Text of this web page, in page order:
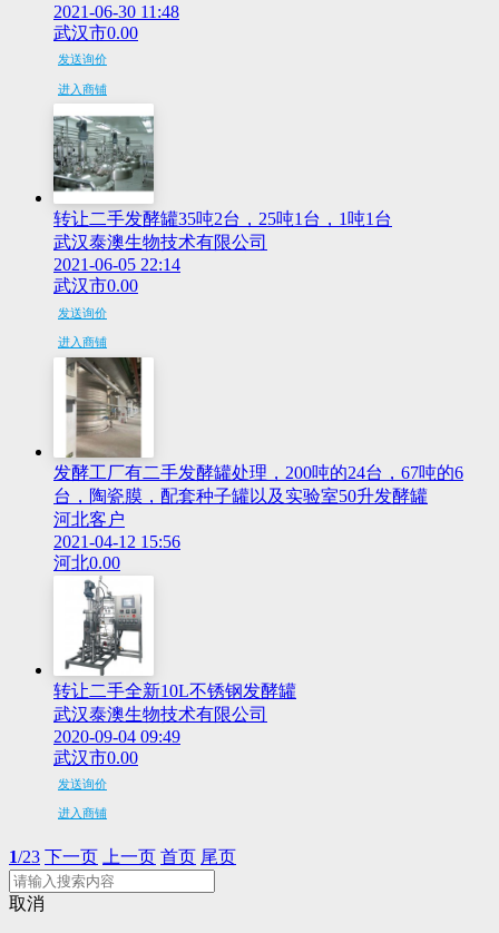
2021-06-30 11:48
武汉市0.00
发送询价
进入商铺
转让二手发酵罐35吨2台，25吨1台，1吨1台
武汉泰澳生物技术有限公司
2021-06-05 22:14
武汉市0.00
发送询价
进入商铺
发酵工厂有二手发酵罐处理，200吨的24台，67吨的6
台，陶瓷膜，配套种子罐以及实验室50升发酵罐
河北客户
2021-04-12 15:56
河北0.00
转让二手全新10L不锈钢发酵罐
武汉泰澳生物技术有限公司
2020-09-04 09:49
武汉市0.00
发送询价
进入商铺
1/23 下一页 上一页 首页 尾页
取消